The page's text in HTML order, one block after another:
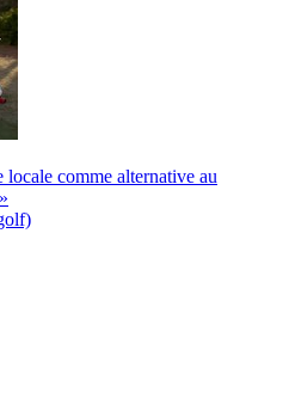
comme alternative au